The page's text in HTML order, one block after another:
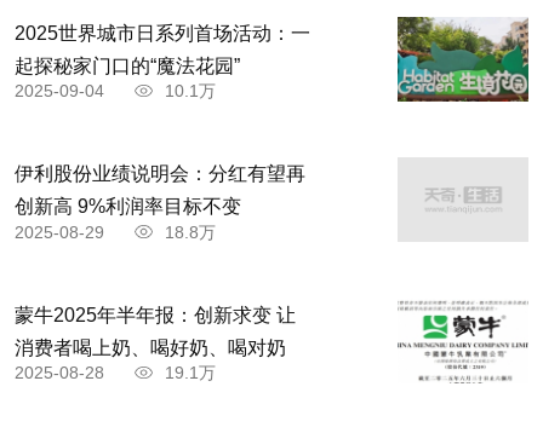
2025世界城市日系列首场活动：一
起探秘家门口的“魔法花园”
2025-09-04 10.1万
伊利股份业绩说明会：分红有望再
创新高 9%利润率目标不变
2025-08-29 18.8万
蒙牛2025年半年报：创新求变 让
消费者喝上奶、喝好奶、喝对奶
2025-08-28 19.1万